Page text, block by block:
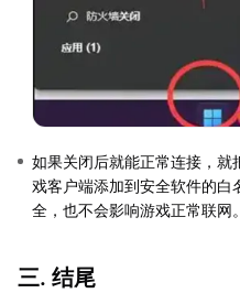
如果关闭后就能正常连接，就
戏客户端添加到安全软件的
全，也不会影响游戏正常联网。
三. 结尾